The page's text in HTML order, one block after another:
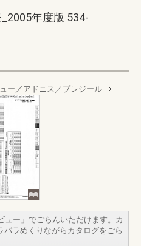
年度版 534-
／アドニス／プレジール
ュー」でごらんいただけます。カ
パラめくりながらカタログをごら